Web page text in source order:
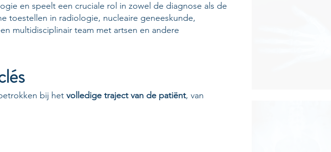
en speelt een cruciale rol in zowel de diagnose als de
toestellen in radiologie, nucleaire geneeskunde,
multidisciplinair team met artsen en andere
bij het volledige traject van de patiënt, van